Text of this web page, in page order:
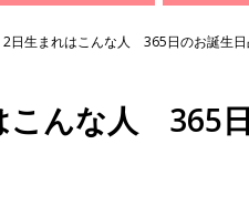
日生まれはこんな人 365日のお誕生日
こんな人 365